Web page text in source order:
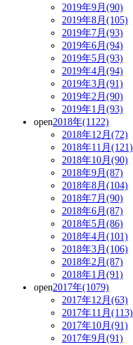
2019年9月(90)
2019年8月(105)
2019年7月(93)
2019年6月(94)
2019年5月(93)
2019年4月(94)
2019年3月(91)
2019年2月(90)
2019年1月(93)
open2018年(1122)
2018年12月(72)
2018年11月(121)
2018年10月(90)
2018年9月(87)
2018年8月(104)
2018年7月(90)
2018年6月(87)
2018年5月(86)
2018年4月(101)
2018年3月(106)
2018年2月(87)
2018年1月(91)
open2017年(1079)
2017年12月(63)
2017年11月(113)
2017年10月(91)
2017年9月(91)